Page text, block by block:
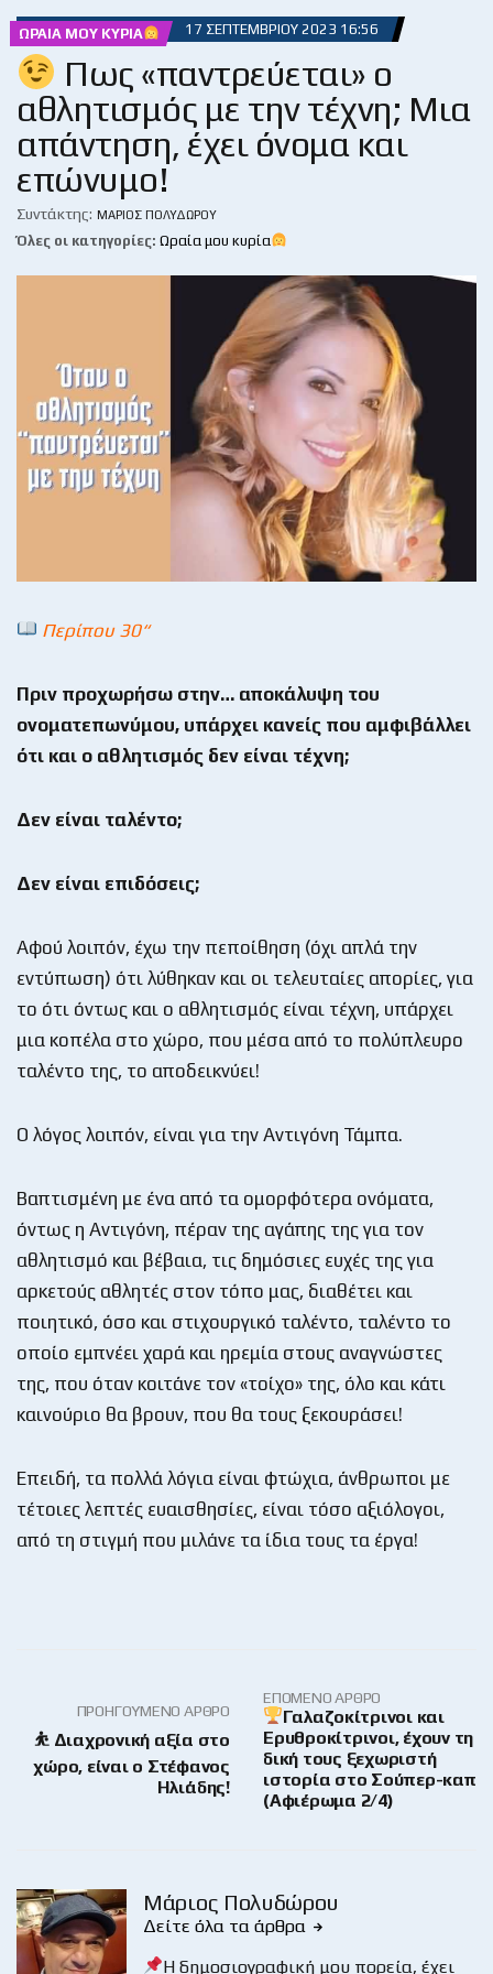
ΩΡΑΊΑ ΜΟΥ ΚΥΡΊΑ 17 ΣΕΠΤΕΜΒΡΊΟΥ 2023 16:56
Πως «παντρεύεται» ο
αθλητισμός με την τέχνη; Μια
απάντηση, έχει όνομα και
επώνυμο!
Συντάκτης: ΜΆΡΙΟΣ ΠΟΛΥΔΏΡΟΥ
Όλες οι κατηγορίες: Ωραία μου κυρία
Περίπου 30“
Πριν προχωρήσω στην… αποκάλυψη του
ονοματεπωνύμου, υπάρχει κανείς που αμφιβάλλει
ότι και ο αθλητισμός δεν είναι τέχνη;
Δεν είναι ταλέντο;
Δεν είναι επιδόσεις;
Αφού λοιπόν, έχω την πεποίθηση (όχι απλά την
εντύπωση) ότι λύθηκαν και οι τελευταίες απορίες, για
το ότι όντως και ο αθλητισμός είναι τέχνη, υπάρχει
μια κοπέλα στο χώρο, που μέσα από το πολύπλευρο
ταλέντο της, το αποδεικνύει!
Ο λόγος λοιπόν, είναι για την Αντιγόνη Τάμπα.
Βαπτισμένη με ένα από τα ομορφότερα ονόματα,
όντως η Αντιγόνη, πέραν της αγάπης της για τον
αθλητισμό και βέβαια, τις δημόσιες ευχές της για
αρκετούς αθλητές στον τόπο μας, διαθέτει και
ποιητικό, όσο και στιχουργικό ταλέντο, ταλέντο το
οποίο εμπνέει χαρά και ηρεμία στους αναγνώστες
της, που όταν κοιτάνε τον «τοίχο» της, όλο και κάτι
καινούριο θα βρουν, που θα τους ξεκουράσει!
Επειδή, τα πολλά λόγια είναι φτώχια, άνθρωποι με
τέτοιες λεπτές ευαισθησίες, είναι τόσο αξιόλογοι,
από τη στιγμή που μιλάνε τα ίδια τους τα έργα!
ΠΡΟΗΓΟΎΜΕΝΟ ΆΡΘΡΟ
⛹ Διαχρονική αξία στο
χώρο, είναι ο Στέφανος
Ηλιάδης!
ΕΠΌΜΕΝΟ ΆΡΘΡΟ
Γαλαζοκίτρινοι και
Ερυθροκίτρινοι, έχουν τη
δική τους ξεχωριστή
ιστορία στο Σούπερ-καπ
(Αφιέρωμα 2/4)
Μάριος Πολυδώρου
Δείτε όλα τα άρθρα
Η δημοσιογραφική μου πορεία, έχει